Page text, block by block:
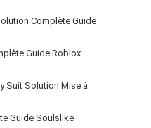
Complète Guide
Guide Roblox
Suit Solution Mise à
Guide Soulslike